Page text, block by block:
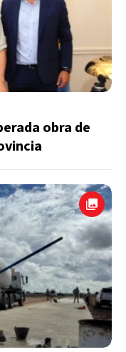
obra de